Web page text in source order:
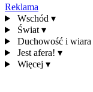
Reklama
Wschód ▾
Świat ▾
Duchowość i wiara
Jest afera! ▾
Więcej ▾